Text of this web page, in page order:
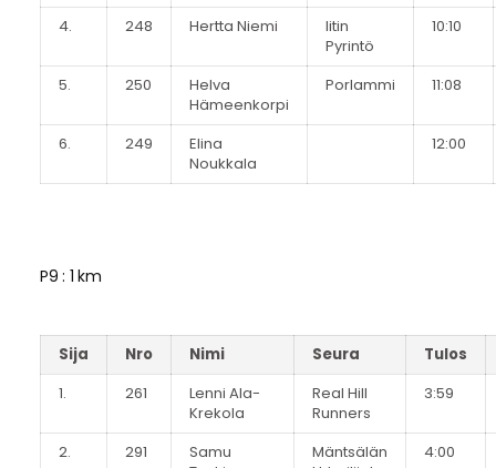
4. 248 Hertta Niemi
Iitin
Pyrintö
10:10
5. 250
Helva
Hämeenkorpi
Porlammi 11:08
6. 249
Elina
Noukkala
12:00
P9 : 1 km
Sija Nro Nimi Seura
Tulos
1.
261
Lenni Ala-
Krekola
Real Hill
Runners
3:59
2. 291
Samu
Mäntsälän
4:00